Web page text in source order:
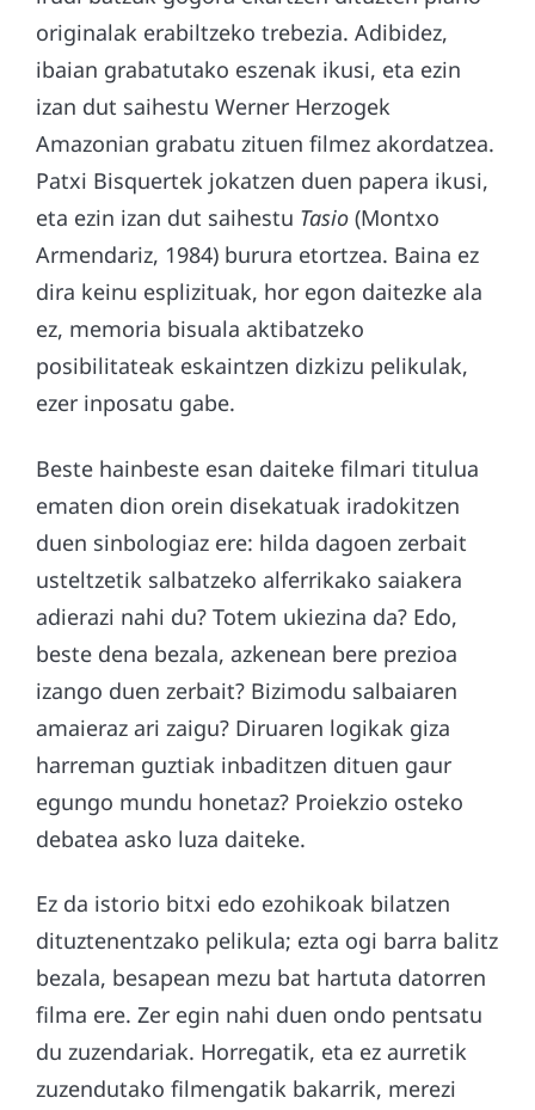
originalak erabiltzeko trebezia. Adibidez,
ibaian grabatutako eszenak ikusi, eta ezin
izan dut saihestu Werner Herzogek
Amazonian grabatu zituen filmez akordatzea.
Patxi Bisquertek jokatzen duen papera ikusi,
eta ezin izan dut saihestu Tasio (Montxo
Armendariz, 1984) burura etortzea. Baina ez
dira keinu esplizituak, hor egon daitezke ala
ez, memoria bisuala aktibatzeko
posibilitateak eskaintzen dizkizu pelikulak,
ezer inposatu gabe.
Beste hainbeste esan daiteke filmari titulua
ematen dion orein disekatuak iradokitzen
duen sinbologiaz ere: hilda dagoen zerbait
usteltzetik salbatzeko alferrikako saiakera
adierazi nahi du? Totem ukiezina da? Edo,
beste dena bezala, azkenean bere prezioa
izango duen zerbait? Bizimodu salbaiaren
amaieraz ari zaigu? Diruaren logikak giza
harreman guztiak inbaditzen dituen gaur
egungo mundu honetaz? Proiekzio osteko
debatea asko luza daiteke.
Ez da istorio bitxi edo ezohikoak bilatzen
dituztenentzako pelikula; ezta ogi barra balitz
bezala, besapean mezu bat hartuta datorren
filma ere. Zer egin nahi duen ondo pentsatu
du zuzendariak. Horregatik, eta ez aurretik
zuzendutako filmengatik bakarrik, merezi